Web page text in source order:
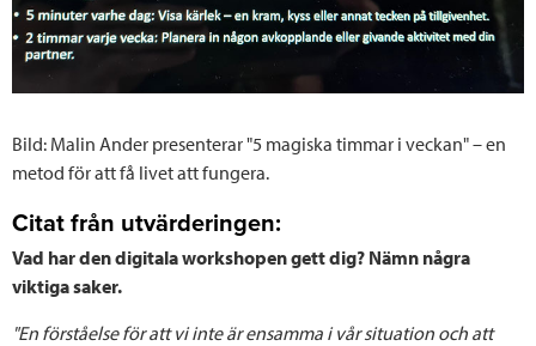
Bild: Malin Ander presenterar "5 magiska timmar i veckan" – en
metod för att få livet att fungera.
Citat från utvärderingen:
Vad har den digitala workshopen gett dig? Nämn några
viktiga saker.
"En förståelse för att vi inte är ensamma i vår situation och att